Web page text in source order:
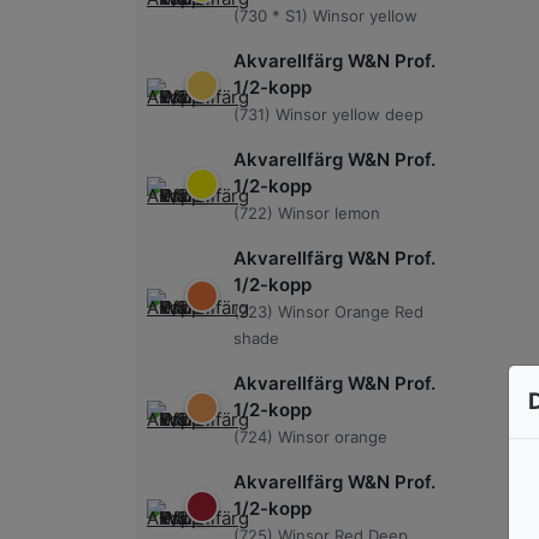
(730 * S1) Winsor yellow
Akvarellfärg W&N Prof.
1/2-kopp
(731) Winsor yellow deep
Akvarellfärg W&N Prof.
1/2-kopp
(722) Winsor lemon
Akvarellfärg W&N Prof.
1/2-kopp
(723) Winsor Orange Red
shade
Akvarellfärg W&N Prof.
1/2-kopp
(724) Winsor orange
Akvarellfärg W&N Prof.
1/2-kopp
(725) Winsor Red Deep